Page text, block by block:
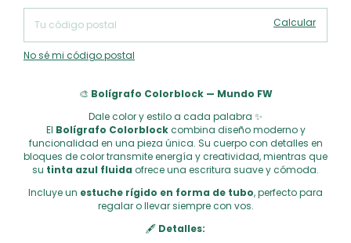
Calcular
No sé mi código postal
🎨 Bolígrafo Colorblock — Mundo FW
Dale color y estilo a cada palabra ✨
El Bolígrafo Colorblockcombina diseño moderno y
funcionalidad en una pieza única. Su cuerpo con detalles en
bloques de color transmite energía y creatividad, mientras que
su tinta azul fluida ofrece una escritura suave y cómoda.
Incluye un estuche rígido en forma de tubo, perfecto para
regalar o llevar siempre con vos.
🖋️ Detalles: